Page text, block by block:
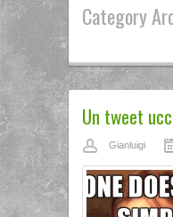
Category
Un tweet
Gianluigi